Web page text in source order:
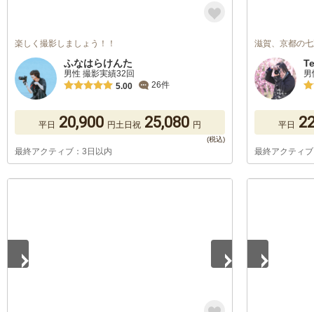
楽しく撮影しましょう！！
ふなはらけんた
男性 撮影実績32回
5.00
26件
平日 20,900 円土日祝 25,080 円
最終アクティブ：3日以内
滋賀、京都の
平日
最終アクティ